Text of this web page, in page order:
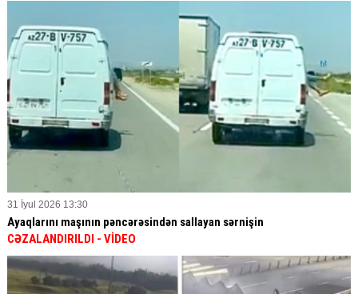
31 İyul 2026 13:30
Ayaqlarını maşının pəncərəsindən sallayan sərnişin
CƏZALANDIRILDI - VİDEO